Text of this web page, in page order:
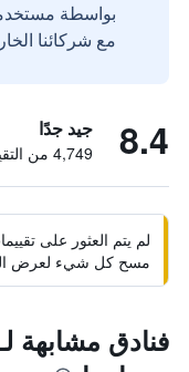
مع شركائنا
8.4 جيد جدًا
4,749 من التقييمات تم التحقق منها
لم يتم العثور على
مسح كل شيء لعرض
فنادق مشابهة